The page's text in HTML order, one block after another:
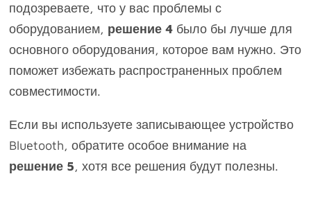
подозреваете, что у вас проблемы с
оборудованием, решение 4 было бы лучше для
основного оборудования, которое вам нужно. Это
поможет избежать распространенных проблем
совместимости.
Если вы используете записывающее устройство
Bluetooth, обратите особое внимание на
решение 5, хотя все решения будут полезны.